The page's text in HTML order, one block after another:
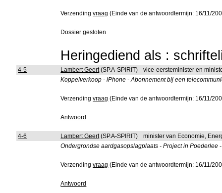
Verzendingvraag (Einde van de antwoordtermijn: 16/11/
Dossier gesloten
Heringediend als :
4-5 Lambert Geert(SP.A-SPIRIT)
vice-eersteminister en
Koppelverkoop - iPhone - Abonnement bij een
Verzendingvraag (Einde van de antwoordtermijn: 16/11/
Antwoord
4-6 Lambert Geert(SP.A-SPIRIT)
minister van Economie,
Ondergrondse aardgasopslagplaats - Project in Poederlee
Verzendingvraag (Einde van de antwoordtermijn: 16/11/
Antwoord